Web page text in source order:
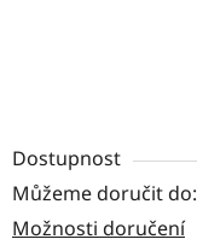
Dostupnost
Můžeme doručit do:
Možnosti doručení